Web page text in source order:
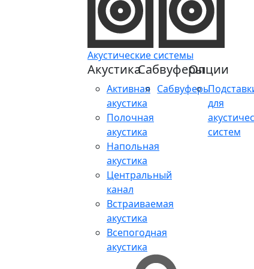
Акустические системы
Акустика
Активная
акустика
Полочная
акустика
Напольная
акустика
Центральный
канал
Встраиваемая
акустика
Всепогодная
акустика
Сабвуферы
Сабвуферы
Опции
для
систем